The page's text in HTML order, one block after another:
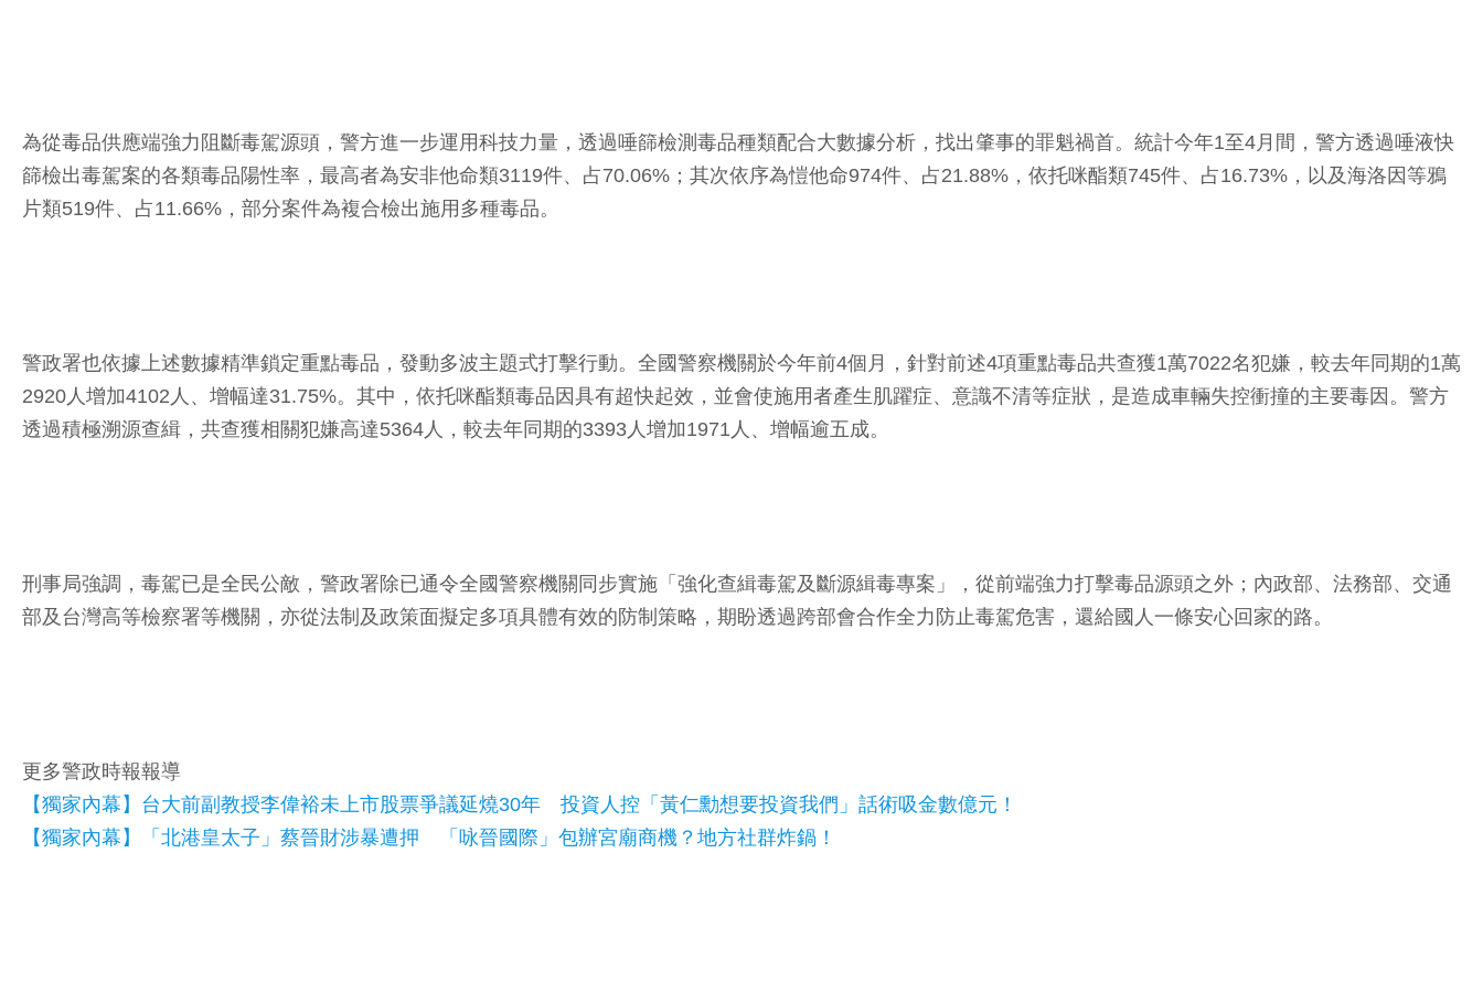
為從毒品供應端強力阻斷毒駕源頭，警方進一步運用科技力量，透過唾篩檢測毒品種類配合大數據分析，找出肇事的罪魁禍首。統計今年1至4月間，警方透過唾液快
篩檢出毒駕案的各類毒品陽性率，最高者為安非他命類3119件、占70.06%；其次依序為愷他命974件、占21.88%，依托咪酯類745件、占16.73%，以及海洛因等鴉
片類519件、占11.66%，部分案件為複合檢出施用多種毒品。
警政署也依據上述數據精準鎖定重點毒品，發動多波主題式打擊行動。全國警察機關於今年前4個月，針對前述4項重點毒品共查獲1萬7022名犯嫌，較去年同期的1萬
2920人增加4102人、增幅達31.75%。其中，依托咪酯類毒品因具有超快起效，並會使施用者產生肌躍症、意識不清等症狀，是造成車輛失控衝撞的主要毒因。警方
透過積極溯源查緝，共查獲相關犯嫌高達5364人，較去年同期的3393人增加1971人、增幅逾五成。
刑事局強調，毒駕已是全民公敵，警政署除已通令全國警察機關同步實施「強化查緝毒駕及斷源緝毒專案」，從前端強力打擊毒品源頭之外；內政部、法務部、交通
部及台灣高等檢察署等機關，亦從法制及政策面擬定多項具體有效的防制策略，期盼透過跨部會合作全力防止毒駕危害，還給國人一條安心回家的路。
更多警政時報報導
【獨家內幕】台大前副教授李偉裕未上市股票爭議延燒30年 投資人控「黃仁勳想要投資我們」話術吸金數億元！
【獨家內幕】「北港皇太子」蔡晉財涉暴遭押 「咏晉國際」包辦宮廟商機？地方社群炸鍋！